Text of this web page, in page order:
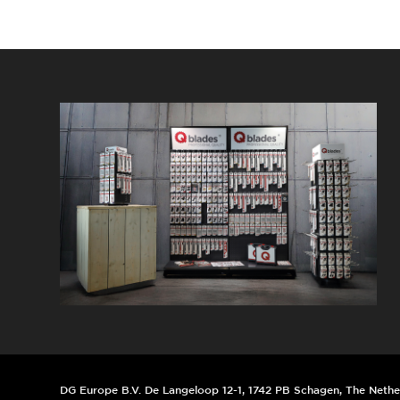
DG Europe B.V. De Langeloop 12-1, 1742 PB Schagen, The